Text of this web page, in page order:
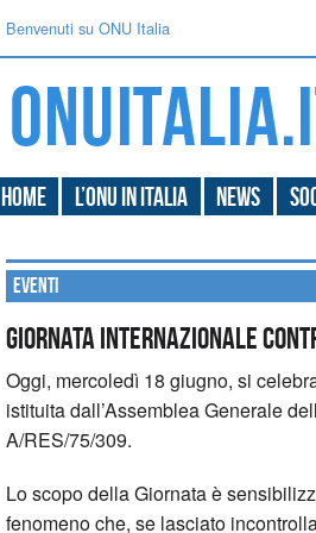
Benvenuti su ONU Italia
Home L’ONU in Italia News
Eventi
Giornata internazionale
Oggi, mercoledì 18 giugno, si
istituita dall’Assemblea Generale
A/RES/75/309.
Lo scopo della Giornata è
fenomeno che, se lasciato